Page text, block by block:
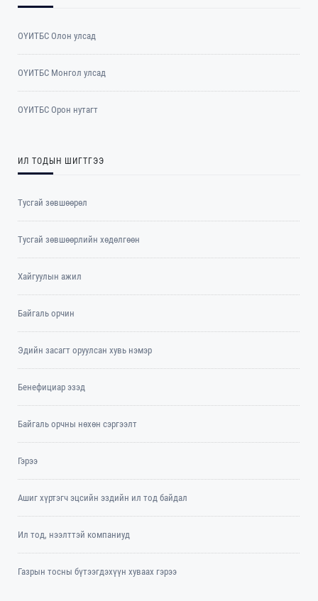
ОҮИТБС Олон улсад
ОYИТБС Монгол улсад
ОYИТБС Орон нутагт
ИЛ ТОДЫН ШИГТГЭЭ
Тусгай зөвшөөрөл
Тусгай зөвшөөрлийн хөдөлгөөн
Хайгуулын ажил
Байгаль орчин
Эдийн засагт оруулсан хувь нэмэр
Бенефициар эзэд
Байгаль орчны нөхөн сэргээлт
Гэрээ
Ашиг хүртэгч эцсийн эздийн ил тод байдал
Ил тод, нээлттэй компаниуд
Газрын тосны бүтээгдэхүүн хуваах гэрээ